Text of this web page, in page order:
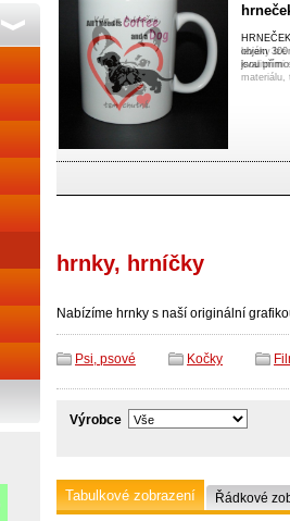
leváky lze
kvalitními
materiálu,
hrnky, hrníčky
Nabízíme hrnky s naší originální
Psi, psové Kočky
Výrobce
Tabulkové zobrazení Řádkové